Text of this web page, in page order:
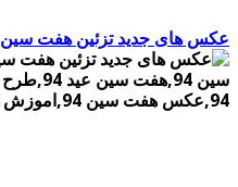
عکس های جدید تزئین هفت سین